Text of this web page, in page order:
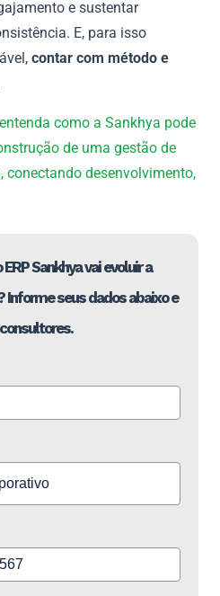
e sustentar
E, para isso
contar com método e
como a Sankhya pode
de uma gestão de
conectando desenvolvimento,
Sankhya vai evoluir a
Informe seus dados abaixo e